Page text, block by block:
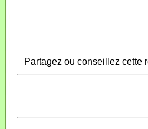
Partagez ou conseillez cette